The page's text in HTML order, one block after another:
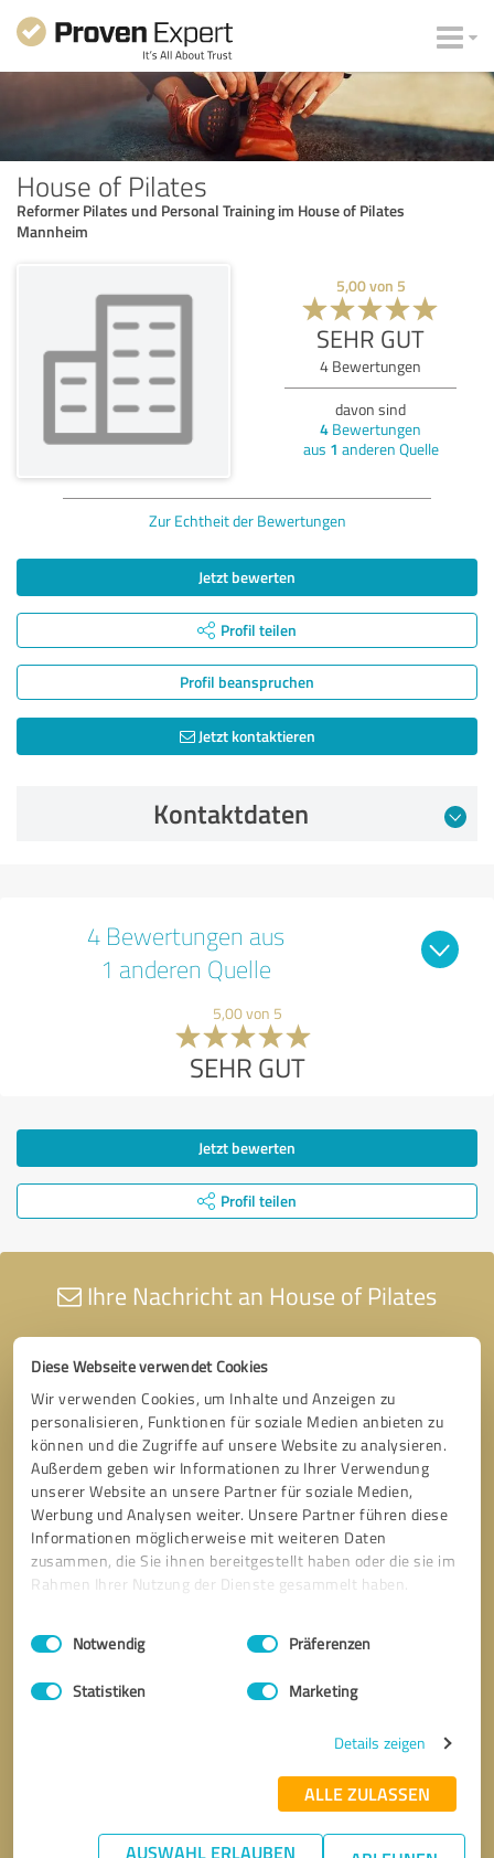
Diese Webseite verwendet Cookies
Wir verwenden Cookies, um Inhalte und Anzeigen zu
personalisieren, Funktionen für soziale Medien anbieten zu
können und die Zugriffe auf unsere Website zu analysieren.
Außerdem geben wir Informationen zu Ihrer Verwendung
unserer Website an unsere Partner für soziale Medien,
Werbung und Analysen weiter. Unsere Partner führen diese
Informationen möglicherweise mit weiteren Daten
zusammen, die Sie ihnen bereitgestellt haben oder die sie im
Rahmen Ihrer Nutzung der Dienste gesammelt haben.
Impressum Datenschutzbestimmungen
Einwilligungsauswahl
Notwendig Präferenzen
Statistiken Marketing
Details zeigen
ALLE ZULASSEN
AUSWAHL ERLAUBEN
House of Pilates
Reformer Pilates und Personal Training im House of Pilates
Mannheim
5,00von 5
SEHR GUT
4 Bewertungen
davon sind
4 Bewertungen
aus 1 anderen Quelle
Zur Echtheit der Bewertungen
Jetzt bewerten
Profil teilen
Profil beanspruchen
Jetzt kontaktieren
Kontaktdaten
4 Bewertungen aus
1 anderen Quelle
5,00 von 5
SEHR GUT
Jetzt bewerten
Profil teilen
Ihre Nachricht an House of Pilates
* Erforderliche Angaben
Nachricht senden